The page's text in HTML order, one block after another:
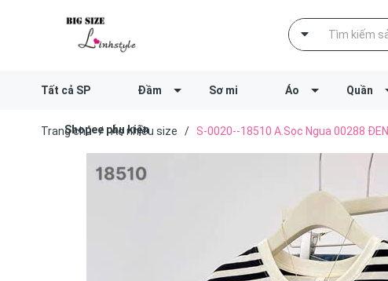
Tất cả SP Đầm Sơ mi Áo Quần
Shopee phụ kiện
Trang chủ / Áo nhiều size / S-0020--18510 A.Sọc Ngua 00288 ĐEN